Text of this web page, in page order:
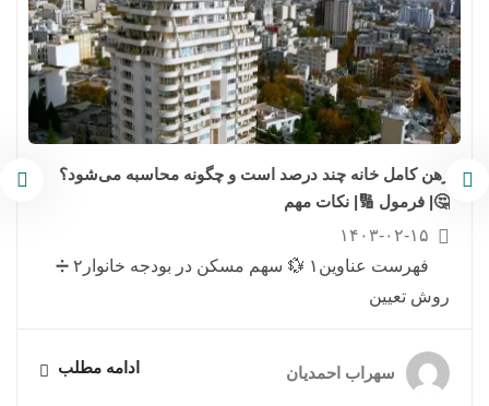
رهن کامل خانه چند درصد است و چگونه محاسبه می‌شود؟
🤔| فرمول 🔢| نکات مهم
۱۴۰۳-۰۲-۱۵
فهرست عناوین۱ 💱 سهم مسکن در بودجه خانوار۲ ➗
روش تعیین
سهراب احمدیان ادامه مطلب